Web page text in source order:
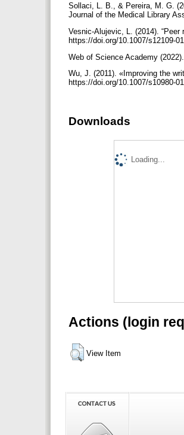
Sollaci, L. B., & Pereira, M. G.
Journal of the Medical Library
Vesnic-Alujevic, L. (2014).
https://doi.org/10.1007/s12109-
Web of Science Academy
Wu, J. (2011). «Improving the
https://doi.org/10.1007/s10980-
Downloads
Loading...
Actions (login
View Item